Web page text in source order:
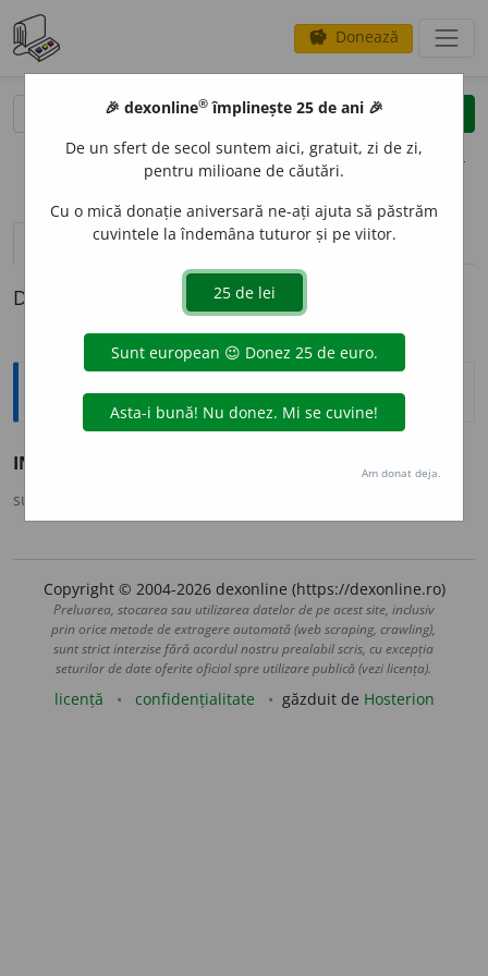
savings Donează
clear
opțiuni
definiții (1) pronunțievolume_up (1)
Definiția cu ID-ul 187498:
Sinonime
INANIM
sursa:
Copyright © 2004-2026 dexonline (https://dexonline.ro)
Preluarea, stocarea sau utilizarea datelor de pe acest site, inclusiv
prin orice metode de extragere automată (web scraping, crawling),
sunt strict interzise fără acordul nostru prealabil scris, cu excepția
seturilor de date oferite oficial spre utilizare publică (vezi licența).
licență confidențialitate găzduit de Hosterion
🎉 dexonline® împlinește 25 de ani 🎉
De un sfert de secol suntem aici, gratuit, zi de zi,
pentru milioane de căutări.
Cu o mică donație aniversară ne-ați ajuta să păstrăm
cuvintele la îndemâna tuturor și pe viitor.
Am donat deja.